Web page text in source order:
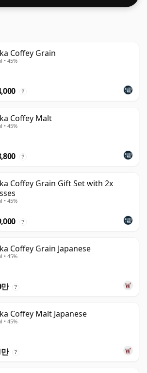
Coffey Grain
• 45%
?
Coffey Malt
• 45%
?
Coffey Grain Gift Set with 2x
• 45%
?
Coffey Grain Japanese
• 45%
?
Coffey Malt Japanese
• 45%
?